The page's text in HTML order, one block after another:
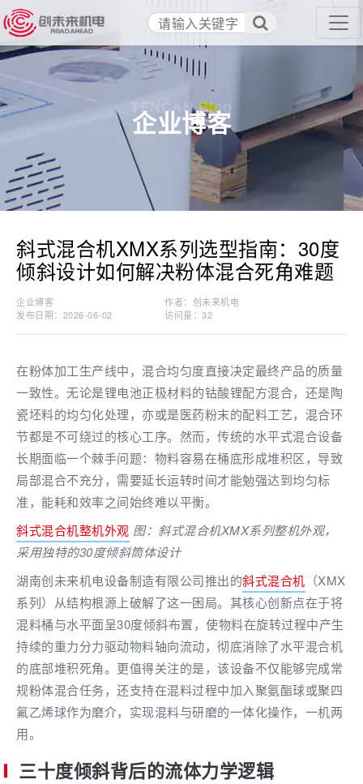
企业博客
TENCAN Blog
斜式混合机XMX系列选型指南：30度
倾斜设计如何解决粉体混合死角难题
企业博客
作者：创未来机电
发布日期：2026-06-02
访问量：32
在粉体加工生产线中，混合均匀度直接决定最终产品的质量
一致性。无论是锂电池正极材料的钴酸锂配方混合，还是陶
瓷坯料的均匀化处理，亦或是医药粉末的配料工艺，混合环
节都是不可绕过的核心工序。然而，传统的水平式混合设备
长期面临一个棘手问题：物料容易在桶底形成堆积区，导致
局部混合不充分，需要延长运转时间才能勉强达到均匀标
准，能耗和效率之间始终难以平衡。
斜式混合机整机外观 图：斜式混合机XMX系列整机外观，
采用独特的30度倾斜筒体设计
湖南创未来机电设备制造有限公司推出的斜式混合机 （XMX
系列）从结构根源上破解了这一困局。其核心创新点在于将
混料桶与水平面呈30度倾斜布置，使物料在旋转过程中产生
持续的重力分力驱动物料轴向流动，彻底消除了水平混合机
的底部堆积死角。更值得关注的是，该设备不仅能够完成常
规粉体混合任务，还支持在混料过程中加入聚氨酯球或聚四
氟乙烯球作为磨介，实现混料与研磨的一体化操作，一机两
用。
三十度倾斜背后的流体力学逻辑